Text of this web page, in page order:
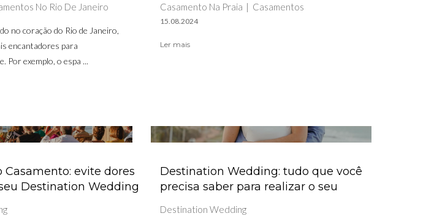
No Rio De Janeiro
no coração do Rio de Janeiro,
encantadores para
Por exemplo, o espa ...
Casamento Na Praia Casamentos
15.08.2024
Ler mais
Casamento: evite dores
Destination Wedding
Destination Wedding: tudo que você
precisa saber para realizar o seu
Destination Wedding